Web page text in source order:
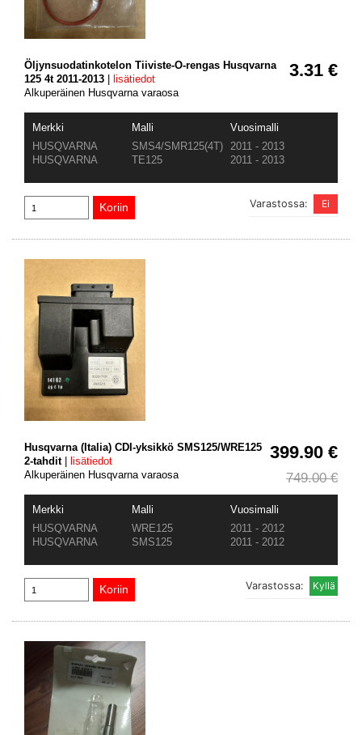
3.31 €
Öljynsuodatinkotelon Tiiviste-O-rengas Husqvarna
125 4t 2011-2013 | lisätiedot
Alkuperäinen Husqvarna varaosa
Merkki Malli
Vuosimalli
HUSQVARNA
SMS4/SMR125(4T)
2011 - 2013
HUSQVARNA
TE125 2011 - 2013
Varastossa:
399.90 €
749.00 €
Husqvarna (Italia) CDI-yksikkö SMS125/WRE125
2-tahdit|
lisätiedot
Alkuperäinen Husqvarna varaosa
Merkki Malli
Vuosimalli
HUSQVARNA
WRE125
2011 - 2012
HUSQVARNA
SMS125 2011 - 2012
Varastossa: